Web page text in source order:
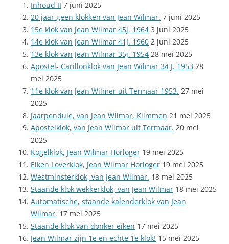
Inhoud II 7 juni 2025
20 jaar geen klokken van Jean Wilmar. 7 juni 2025
15e klok van Jean Wilmar 45j. 1964 3 juni 2025
14e klok van Jean Wilmar 41J. 1960 2 juni 2025
13e klok van Jean Wilmar 35j. 1954 28 mei 2025
Apostel- Carillonklok van Jean Wilmar 34 J. 1953 28
mei 2025
11e klok van Jean Wilmer uit Termaar 1953. 27 mei
2025
Jaarpendule, van Jean Wilmar, Klimmen 21 mei 2025
Apostelklok, van Jean Wilmar uit Termaar. 20 mei
2025
Kogelklok, Jean Wilmar Horloger 19 mei 2025
Eiken Loverklok, Jean Wilmar Horloger 19 mei 2025
Westminsterklok, van Jean Wilmar. 18 mei 2025
Staande klok wekkerklok, van Jean Wilmar 18 mei 2025
Automatische, staande kalenderklok van Jean
Wilmar. 17 mei 2025
Staande klok van donker eiken 17 mei 2025
Jean Wilmar zijn 1e en echte 1e klok! 15 mei 2025